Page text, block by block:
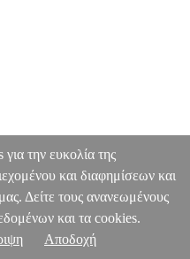
την ευκολία της
και διαφημίσεων και
Δείτε τους ανανεωμένους
και τα cookies.
Αποδοχή